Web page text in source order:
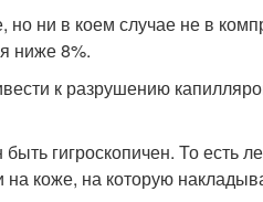
ни в коем случае не в
ниже 8%.
к разрушению
гигроскопичен. То есть
коже, на которую